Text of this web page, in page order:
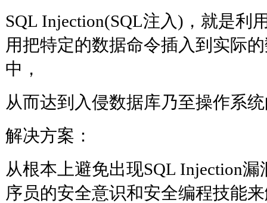
SQL Injection(SQL注入)，就是利
用把特定的数据命令插入到实际
中，
从而达到入侵数据库乃至操作
解决方案：
从根本上避免出现SQL Injection
序员的安全意识和安全编程技能